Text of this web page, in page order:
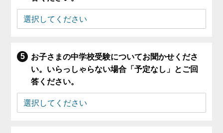
お子さまの中学校受験についてお聞かせくださ
い。いらっしゃらない場合「予定なし」とご回
答ください。